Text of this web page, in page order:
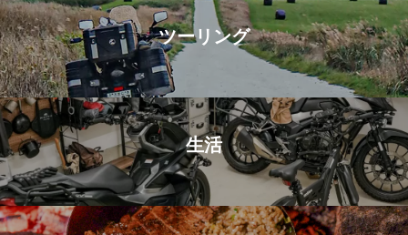
ツーリング
生活